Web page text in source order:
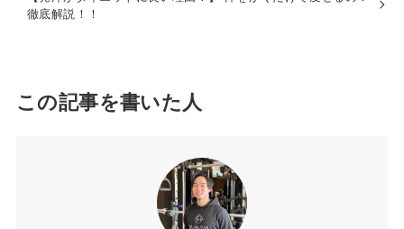
徹底解説！！
この記事を書いた人